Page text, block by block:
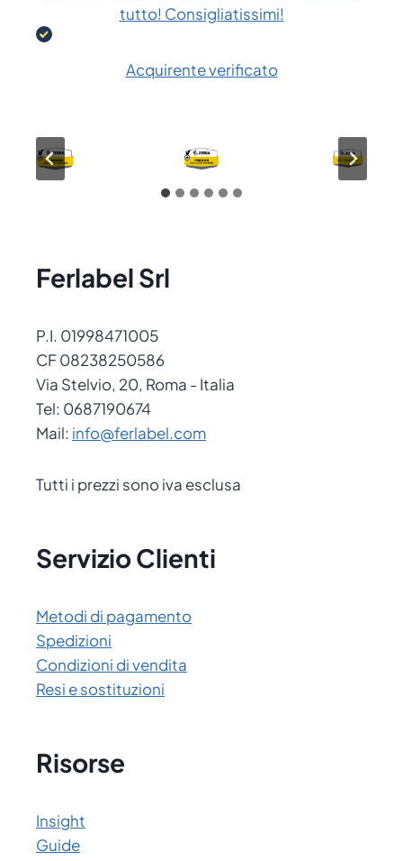
tutto! Consigliatissimi!
Acquirente verificato
Ferlabel Srl
P.I. 01998471005
CF 08238250586
Via Stelvio, 20, Roma - Italia
Tel: 0687190674
Mail: info@ferlabel.com
Tutti i prezzi sono iva esclusa
Servizio Clienti
Metodi di pagamento
Spedizioni
Condizioni di vendita
Resi e sostituzioni
Risorse
Insight
Guide